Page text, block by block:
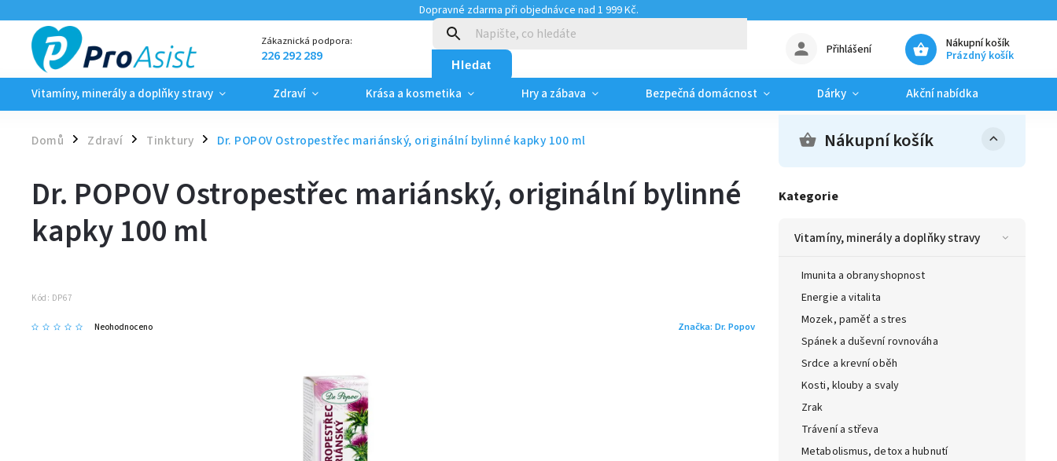
Dopravné zdarma při objednávce nad 1 999 Kč.
Zákaznická podpora:
226 292 289 Hledat
Nákupní košík
Prázdný košík
Přihlášení
Vitamíny, minerály a doplňky stravy Zdraví Krása a kosmetika Hry a zábava Bezpečná domácnost Dárky Akční nabídka
Domů / Zdraví / Tinktury / Dr. POPOV Ostropestřec mariánský, originální bylinné kapky 100 ml Nákupní košík
Kategorie
Vitamíny, minerály a doplňky stravy
Imunita a obranyshopnost
Energie a vitalita
Mozek, paměť a stres
Spánek a duševní rovnováha
Srdce a krevní oběh
Kosti, klouby a svaly
Zrak
Trávení a střeva
Metabolismus, detox a hubnutí
Dr. POPOV Ostropestřec mariánský, originální bylinné
kapky 100 ml
Kód: DP67
Neohodnoceno Značka: Dr. Popov